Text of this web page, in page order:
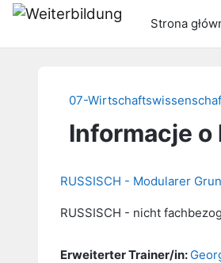
Przejdź do głównej zawartości
Strona
07-
Informacje o
RUSSISCH - Modularer
RUSSISCH - nicht
Erweiterter Trainer/in: